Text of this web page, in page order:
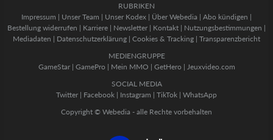
RUBRIKEN
Impressum | Unser Team | Unser Kodex | Über Webedia | Abo kündigen |
Bestellung widerrufen | Karriere | Newsletter | Kontakt | Nutzungsbestimmungen |
Mediadaten | Datenschutzerklärung | Cookies & Tracking | Transparenzbericht
MEDIENGRUPPE
GameStar| GamePro | Mein MMO | GetHero | Jeuxvideo.com
SOCIAL MEDIA
Twitter | Facebook | Instagram | TikTok | WhatsApp
Copyright © Webedia - alle Rechte vorbehalten